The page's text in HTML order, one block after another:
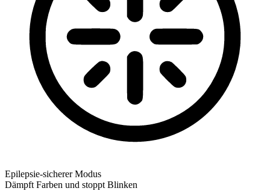
Epilepsie-sicherer Modus
Dämpft Farben und stoppt Blinken